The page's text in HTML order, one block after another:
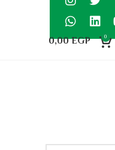
0
0,00EGP